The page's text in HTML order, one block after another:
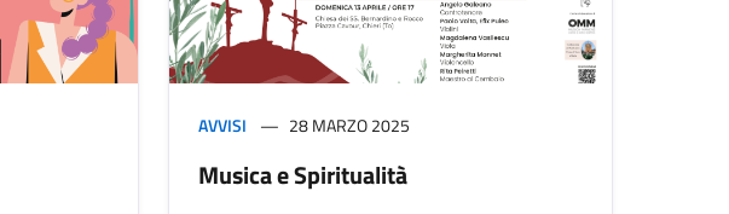
AVVISI 28 MARZO 2025
Musica e Spiritualità